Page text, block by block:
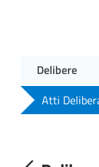
Delibere
Atti